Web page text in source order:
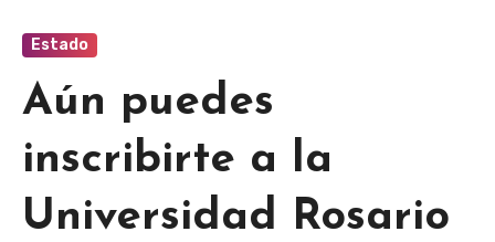
Estado
Aún puedes
inscribirte a la
Universidad Rosario